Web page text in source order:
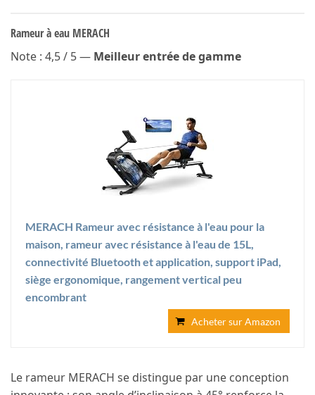
Rameur à eau MERACH
Note : 4,5 / 5 — Meilleur entrée de gamme
MERACH Rameur avec résistance à l'eau pour la
maison, rameur avec résistance à l'eau de 15L,
connectivité Bluetooth et application, support iPad,
siège ergonomique, rangement vertical peu
encombrant
Acheter sur Amazon
Le rameur MERACH se distingue par une conception